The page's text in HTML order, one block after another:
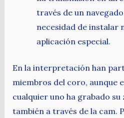
través de un
necesidad de instalar
aplicación especial.
En la interpretación han
miembros del coro, aunque
cualquier uno ha grabado
también a través de la cam.